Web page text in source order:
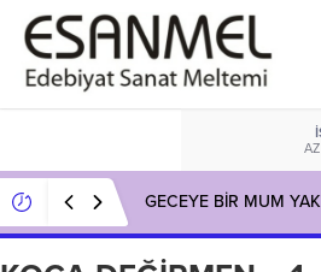
GECEYE BİR MUM